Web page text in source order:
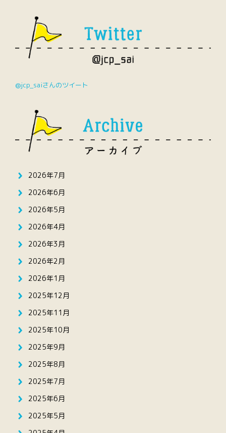
@jcp_saiさんのツイート
2026年7月
2026年6月
2026年5月
2026年4月
2026年3月
2026年2月
2026年1月
2025年12月
2025年11月
2025年10月
2025年9月
2025年8月
2025年7月
2025年6月
2025年5月